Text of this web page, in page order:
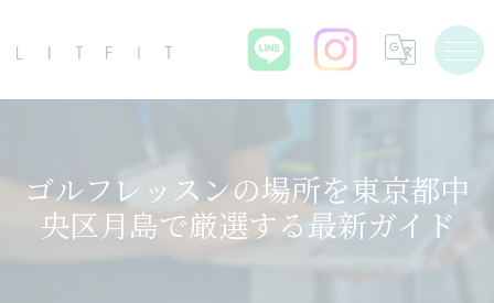
ゴルフレッスンの場所を東京都中
央区月島で厳選する最新ガイド